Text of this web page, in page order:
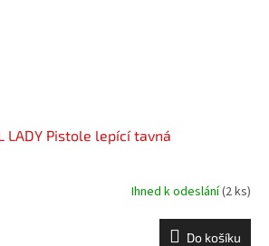
LADY Pistole lepící tavná
Ihned k odeslání(2 ks)
Do košíku